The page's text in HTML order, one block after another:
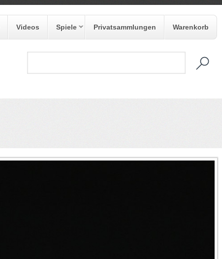
Videos Spiele Privatsammlungen Warenkorb